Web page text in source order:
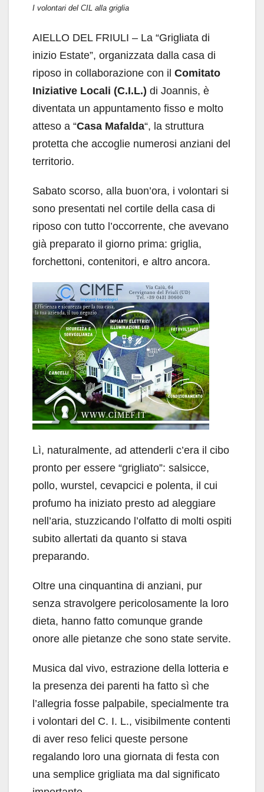
I volontari del CIL alla griglia
AIELLO DEL FRIULI – La “Grigliata di
inizio Estate”, organizzata dalla casa di
riposo in collaborazione con il Comitato
Iniziative Locali (C.I.L.) di Joannis, è
diventata un appuntamento fisso e molto
atteso a “Casa Mafalda“, la struttura
protetta che accoglie numerosi anziani del
territorio.
Sabato scorso, alla buon’ora, i volontari si
sono presentati nel cortile della casa di
riposo con tutto l’occorrente, che avevano
già preparato il giorno prima: griglia,
forchettoni, contenitori, e altro ancora.
Lì, naturalmente, ad attenderli c’era il cibo
pronto per essere “grigliato”: salsicce,
pollo, wurstel, cevapcici e polenta, il cui
profumo ha iniziato presto ad aleggiare
nell’aria, stuzzicando l’olfatto di molti ospiti
subito allertati da quanto si stava
preparando.
Oltre una cinquantina di anziani, pur
senza stravolgere pericolosamente la loro
dieta, hanno fatto comunque grande
onore alle pietanze che sono state servite.
Musica dal vivo, estrazione della lotteria e
la presenza dei parenti ha fatto sì che
l’allegria fosse palpabile, specialmente tra
i volontari del C. I. L., visibilmente contenti
di aver reso felici queste persone
regalando loro una giornata di festa con
una semplice grigliata ma dal significato